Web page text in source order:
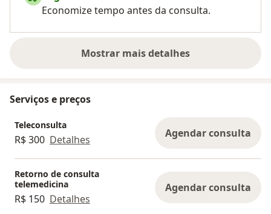
Economize tempo antes da consulta.
Mostrar mais detalhes
sobre a experiência
Serviços e preços
Teleconsulta
R$ 300 Detalhes Agendar consulta
Retorno de consulta
telemedicina
R$ 150 Detalhes
Agendar consulta